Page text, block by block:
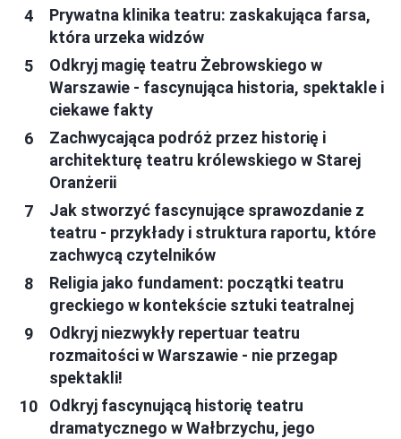
Prywatna klinika teatru: zaskakująca farsa,
która urzeka widzów
Odkryj magię teatru Żebrowskiego w
Warszawie - fascynująca historia, spektakle i
ciekawe fakty
Zachwycająca podróż przez historię i
architekturę teatru królewskiego w Starej
Oranżerii
Jak stworzyć fascynujące sprawozdanie z
teatru - przykłady i struktura raportu, które
zachwycą czytelników
Religia jako fundament: początki teatru
greckiego w kontekście sztuki teatralnej
Odkryj niezwykły repertuar teatru
rozmaitości w Warszawie - nie przegap
spektakli!
Odkryj fascynującą historię teatru
dramatycznego w Wałbrzychu, jego